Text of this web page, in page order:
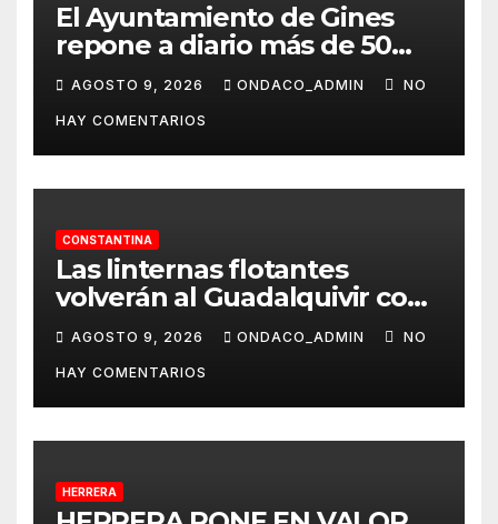
El Ayuntamiento de Gines
repone a diario más de 50
dispensadores de bolsas para
la recogida de desechos de
mascotas
AGOSTO 9, 2026 ONDACO_ADMIN NO
HAY COMENTARIOS
CONSTANTINA
Las linternas flotantes
volverán al Guadalquivir con
la Ceremonia Tōrō Nagashi
de Coria del Río
AGOSTO 9, 2026 ONDACO_ADMIN NO
HAY COMENTARIOS
HERRERA